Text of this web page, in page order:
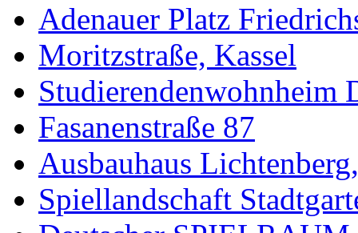
Adenauer Platz
Moritzstraße, Kassel
Studierendenwohnheim
Fasanenstraße 87
Ausbauhaus
Spiellandschaft